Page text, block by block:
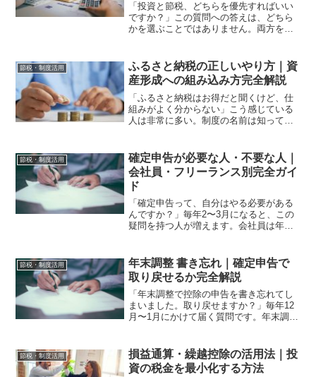
「投資と節税、どちらを優先すればいい
ですか？」この質問への答えは、どちら
かを選ぶことではありません。両方を同
の」と捉えています。しかし資産形成に
おいて節税は、投資と同じく...
節税・制度活用
ふるさと納税の正しいやり方｜資
産形成への組み込み方完全解説
「ふるさと納税はお得だと聞くけど、仕
組みがよく分からない」こう感じている
人は非常に多い。制度の名前は知ってい
いるか確信が持てない。ふるさと納税
は、正しく活用すれば資産形...
節税・制度活用
確定申告が必要な人・不要な人｜
会社員・フリーランス別完全ガイ
ド
「確定申告って、自分はやる必要がある
んですか？」毎年2〜3月になると、この
疑問を持つ人が増えます。会社員は年末
合・副業収入がある場合・住宅ローンを
組んだ場合など、会社員...
節税・制度活用
年末調整 書き忘れ｜確定申告で
取り戻せるか完全解説
「年末調整で控除の申告を書き忘れてし
まいました。取り戻せますか？」毎年12
月〜1月にかけて届く質問です。年末調整
し忘れたというケースは非常に多い。結
論から言います。年末調...
節税・制度活用
損益通算・繰越控除の活用法｜投
資の税金を最小化する方法